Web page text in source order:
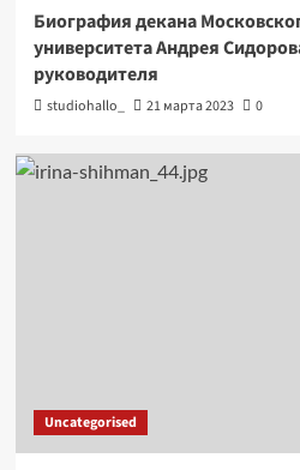
Биография декана
университета Андрея
руководителя
studiohallo_ 21 марта 2023 0
Uncategorised